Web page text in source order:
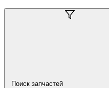
Поиск запчастей